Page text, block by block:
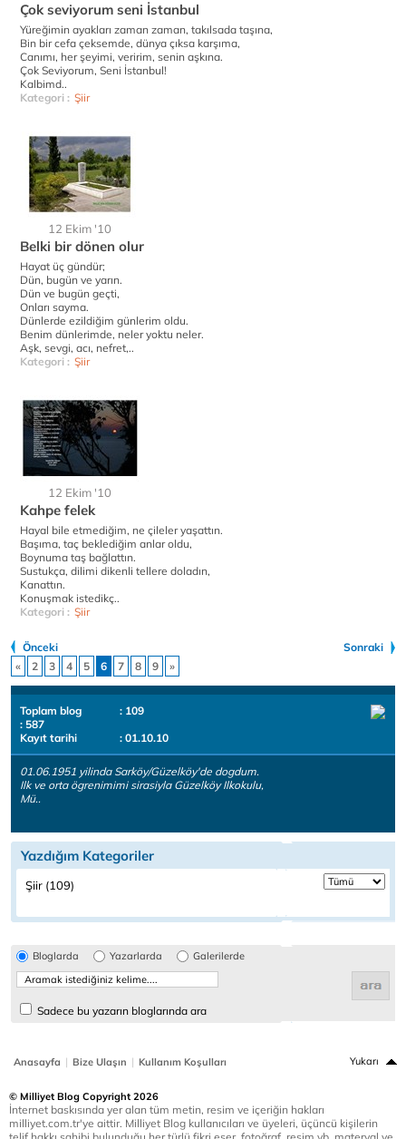
Çok seviyorum seni İstanbul
Yüreğimin ayakları zaman zaman, takılsada taşına,
Bin bir cefa çeksemde, dünya çıksa karşıma,
Canımı, her şeyimi, veririm, senin aşkına.
Çok Seviyorum, Seni İstanbul!
Kalbimd..
Kategori : Şiir
12 Ekim '10
Belki bir dönen olur
Hayat üç gündür;
Dün, bugün ve yarın.
Dün ve bugün geçti,
Onları sayma.
Dünlerde ezildiğim günlerim oldu.
Benim dünlerimde, neler yoktu neler.
Aşk, sevgi, acı, nefret,..
Kategori : Şiir
12 Ekim '10
Kahpe felek
Hayal bile etmediğim, ne çileler yaşattın.
Başıma, taç beklediğim anlar oldu,
Boynuma taş bağlattın.
Sustukça, dilimi dikenli tellere doladın,
Kanattın.
Konuşmak istedikç..
Kategori : Şiir
Önceki
Sonraki
«
2 3 4 5 6 7 8 9 »
Toplam blog
: 109
: 587
Kayıt tarihi
: 01.10.10
01.06.1951 yilinda Sarköy/Güzelköy'de dogdum.
Ilk ve orta ögrenimimi sirasiyla Güzelköy Ilkokulu,
Mü..
Yazdığım Kategoriler
Şiir (109)
Bloglarda Yazarlarda Galerilerde
Sadece bu yazarın bloglarında ara
Anasayfa | Bize Ulaşın | Kullanım Koşulları Yukarı
© Milliyet Blog Copyright 2026
İnternet baskısında yer alan tüm metin, resim ve içeriğin hakları
milliyet.com.tr'ye aittir. Milliyet Blog kullanıcıları ve üyeleri, üçüncü kişilerin